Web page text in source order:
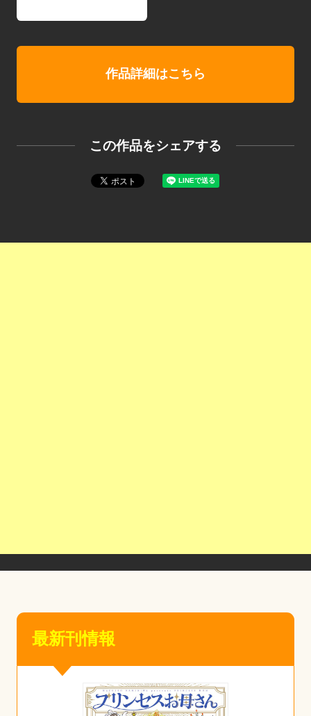
作品詳細はこちら
この作品をシェアする
最新刊情報